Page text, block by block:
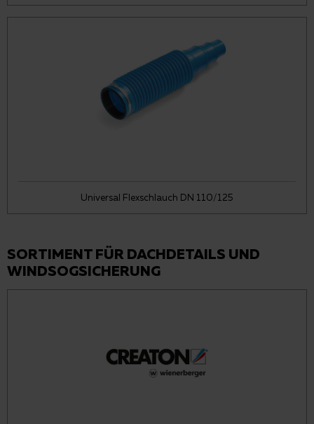
Universal Flexschlauch DN 110/125
SORTIMENT FÜR DACHDETAILS UND
WINDSOGSICHERUNG